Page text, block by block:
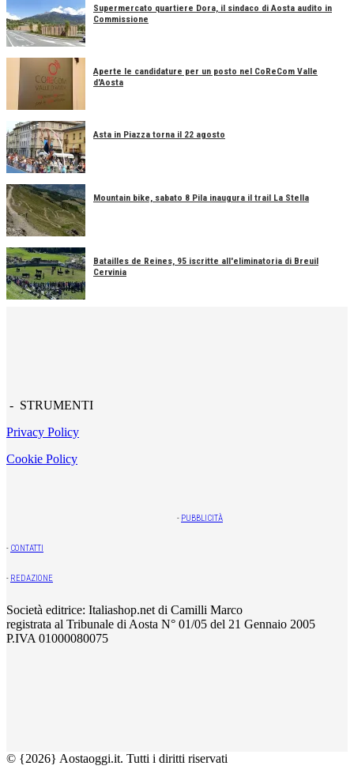
Supermercato quartiere Dora, il sindaco di Aosta audito in
Commissione
Aperte le candidature per un posto nel CoReCom Valle
d'Aosta
Asta in Piazza torna il 22 agosto
Mountain bike, sabato 8 Pila inaugura il trail La Stella
Batailles de Reines, 95 iscritte all'eliminatoria di Breuil
Cervinia
- STRUMENTI
Privacy Policy
Cookie Policy
- PUBBLICITÀ
- CONTATTI
- REDAZIONE
Società editrice: Italiashop.net di Camilli Marco
registrata al Tribunale di Aosta N° 01/05 del 21 Gennaio 2005
P.IVA 01000080075
© {2026} Aostaoggi.it. Tutti i diritti riservati